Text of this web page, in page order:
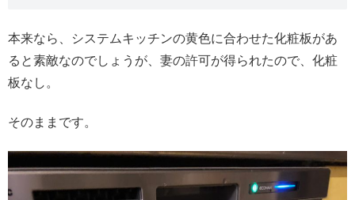
本来なら、システムキッチンの黄色に合わせた化粧板があ
ると素敵なのでしょうが、妻の許可が得られたので、化粧
板なし。
そのままです。